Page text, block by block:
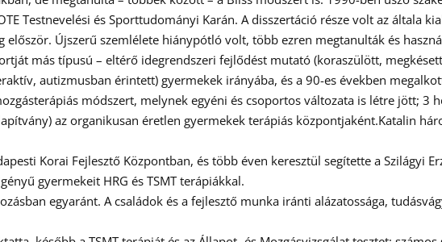
Testnevelési és Sporttudományi Karán. A disszertáció része volt az általa
Újszerű szemlélete hiánypótló volt, több ezren megtanulták és
más típusú – eltérő idegrendszeri fejlődést mutató (koraszülött,
autizmusban érintett) gyermekek irányába, és a 90-es években
módszert, melynek egyéni és csoportos változata is létre jött; 3
az organikusan éretlen gyermekek terápiás központjaként.Katalin
Korai Fejlesztő Központban, és több éven keresztül segítette a Szilágyi
gyermekeit HRG és TSMT terápiákkal.
egyaránt. A családok és a fejlesztő munka iránti alázatossága,